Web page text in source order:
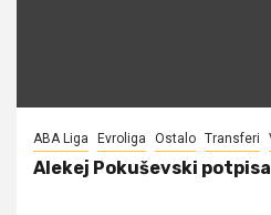
ABA Liga Evroliga Ostalo Transferi
Alekej Pokuševski